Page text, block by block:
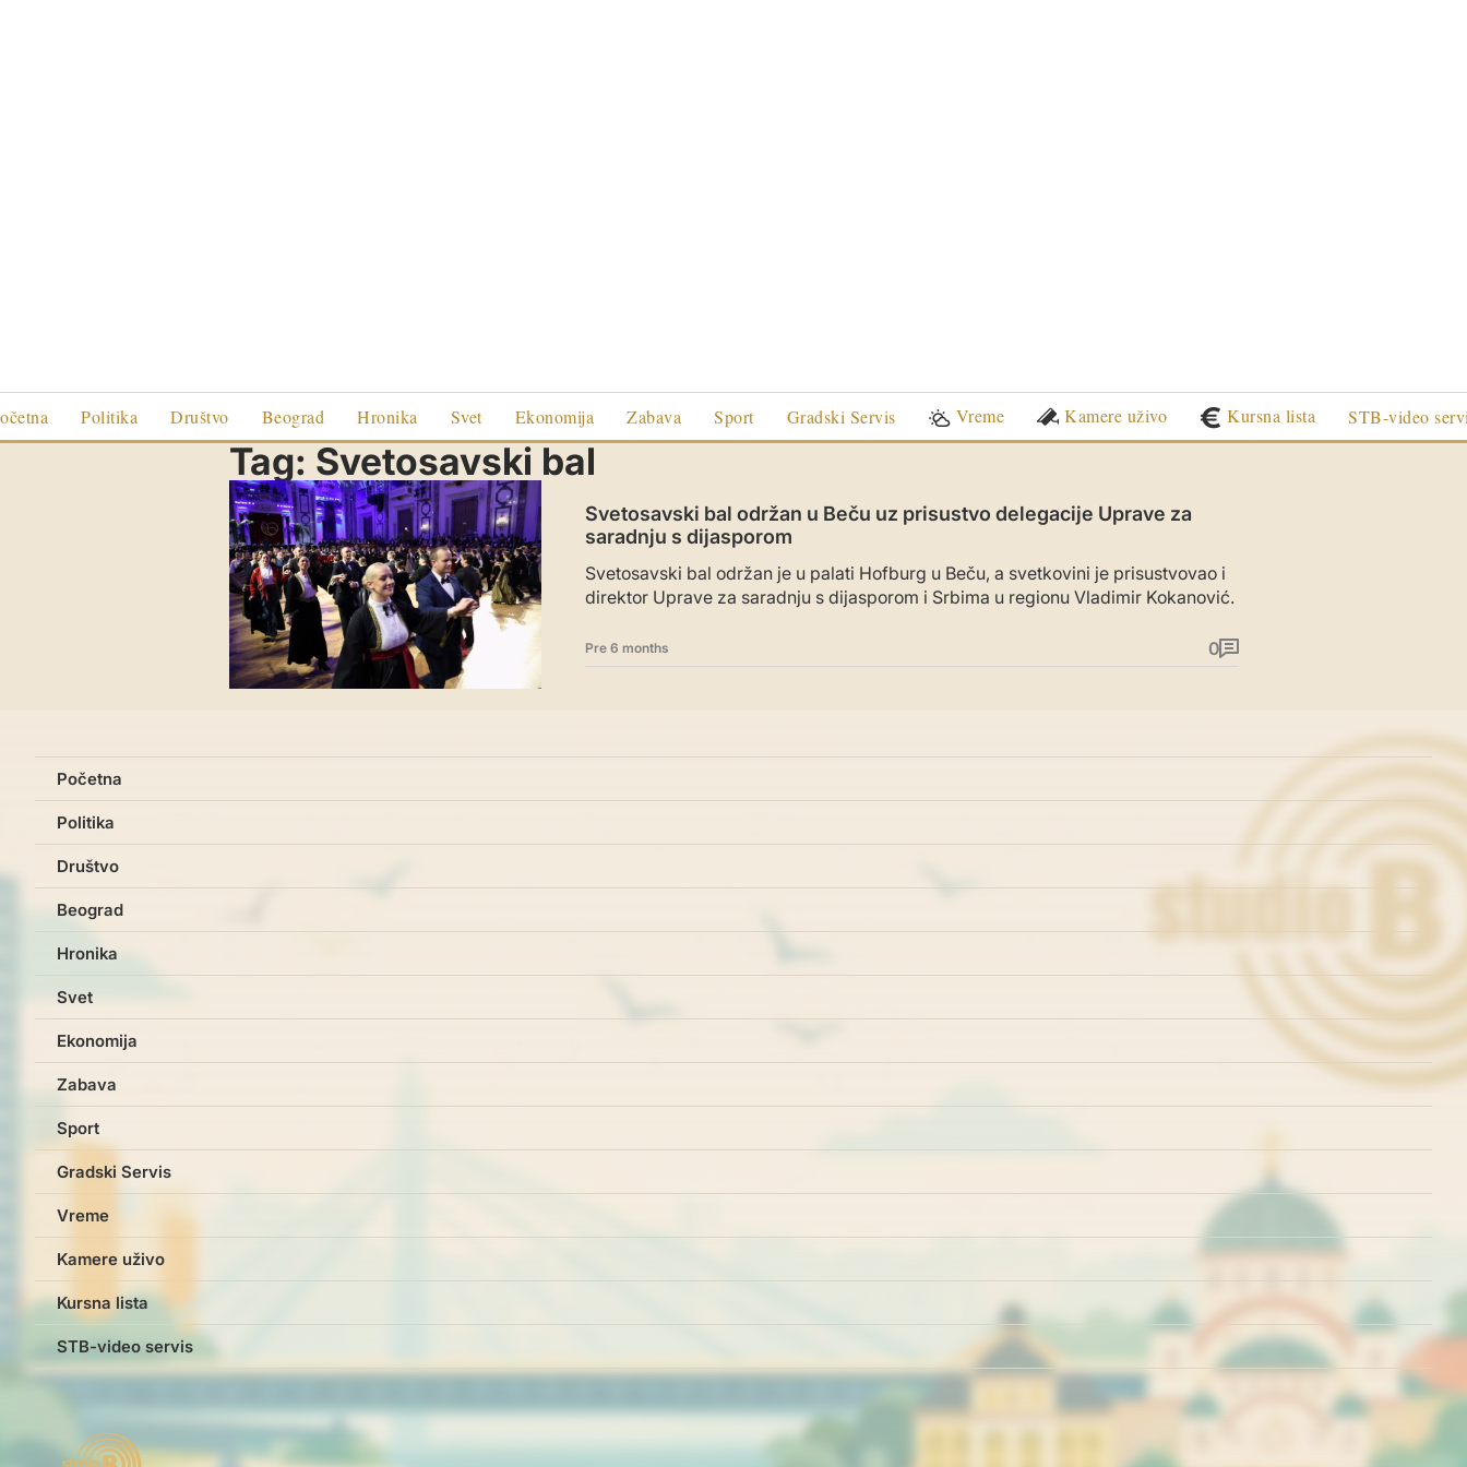
Politika Društvo Beograd Hronika Svet Ekonomija Zabava Sport Gradski Servis Vreme Kamere uživo Kursna lista STB-video
Tag: Svetosavski bal
Svetosavski bal održan u Beču uz prisustvo delegacije Uprave za
saradnju s dijasporom
Svetosavski bal održan je u palati Hofburg u Beču, a svetkovini je prisustvovao i
direktor Uprave za saradnju s dijasporom i Srbima u regionu Vladimir Kokanović.
Pre 6 months 0
Početna
Politika
Društvo
Beograd
Hronika
Svet
Ekonomija
Zabava
Sport
Gradski Servis
Vreme
Kamere uživo
Kursna lista
STB-video servis